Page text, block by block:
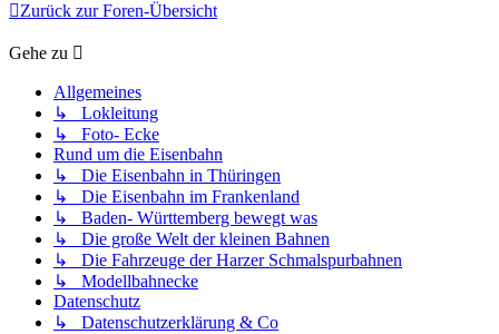
Zurück zur Foren-Übersicht
Gehe zu
Allgemeines
↳ Lokleitung
↳ Foto- Ecke
Rund um die Eisenbahn
↳ Die Eisenbahn in Thüringen
↳ Die Eisenbahn im Frankenland
↳ Baden- Württemberg bewegt was
↳ Die große Welt der kleinen Bahnen
↳ Die Fahrzeuge der Harzer Schmalspurbahnen
↳ Modellbahnecke
Datenschutz
↳ Datenschutzerklärung & Co